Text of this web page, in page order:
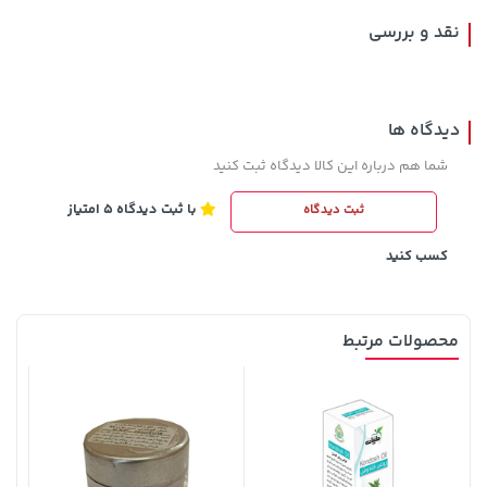
90,000
خرید
نقد و بررسی
دیدگاه ها
شما هم درباره این کالا دیدگاه ثبت کنید
ثبت دیدگاه با ثبت دیدگاه 5 امتیاز
کسب کنید
محصولات مرتبط